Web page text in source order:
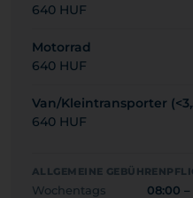
640 HUF
Motorrad
640 HUF
Van/Kleintransporter
640 HUF
ALLGEMEINE
Wochentags
08:00 –